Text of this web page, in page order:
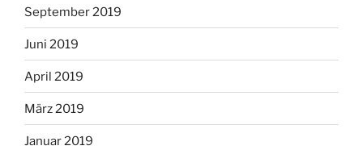
September 2019
Juni 2019
April 2019
März 2019
Januar 2019